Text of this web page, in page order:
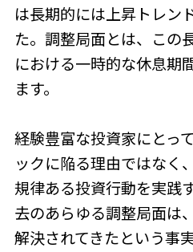
は長期的には上昇トレン
た。調整局面とは、この
における一時的な休息期
ます。
経験豊富な投資家にとっ
ックに陥る理由ではなく
規律ある投資行動を実践
去のあらゆる調整局面は
解決されてきたという事